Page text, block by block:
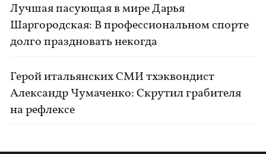
Лучшая пасующая в мире Дарья
Шаргородская: В профессиональном спорте
долго праздновать некогда
Герой итальянских СМИ тхэквондист
Александр Чумаченко: Скрутил грабителя
на рефлексе